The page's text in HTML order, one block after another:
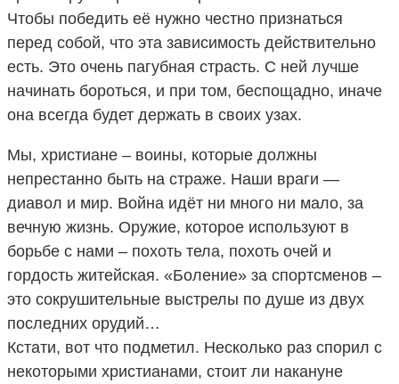
Чтобы победить её нужно честно признаться
перед собой, что эта зависимость действительно
есть. Это очень пагубная страсть. С ней лучше
начинать бороться, и при том, беспощадно, иначе
она всегда будет держать в своих узах.
Мы, христиане – воины, которые должны
непрестанно быть на страже. Наши враги —
диавол и мир. Война идёт ни много ни мало, за
вечную жизнь. Оружие, которое используют в
борьбе с нами – похоть тела, похоть очей и
гордость житейская. «Боление» за спортсменов –
это сокрушительные выстрелы по душе из двух
последних орудий…
Кстати, вот что подметил. Несколько раз спорил с
некоторыми христианами, стоит ли накануне